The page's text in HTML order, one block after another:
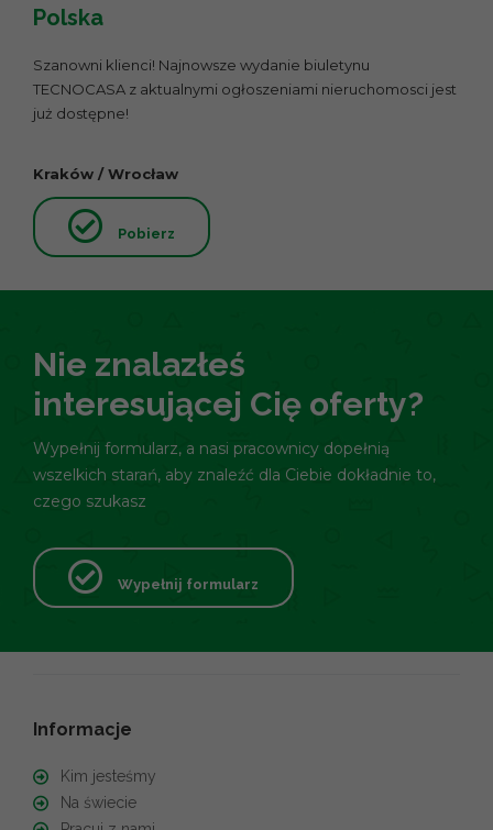
Polska
Szanowni klienci! Najnowsze wydanie biuletynu
TECNOCASA z aktualnymi ogłoszeniami nieruchomosci jest
już dostępne!
Kraków / Wrocław
Pobierz
Nie znalazłeś
interesującej Cię oferty?
Wypełnij formularz, a nasi pracownicy dopełnią
wszelkich starań, aby znaleźć dla Ciebie dokładnie to,
czego szukasz
Wypełnij formularz
Informacje
Kim jesteśmy
Na świecie